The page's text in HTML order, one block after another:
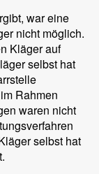
war eine
nicht möglich.
Kläger auf
selbst hat
Rahmen
waren nicht
selbst hat